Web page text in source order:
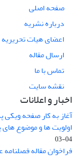
صفحه اصلی
درباره نشریه
اعضای هیات تحریریه
ارسال مقاله
تماس با ما
نقشه سایت
اخبار و اعلانات
آغاز به کار صفحه
اولویت ها و موضوع
04-03
فراخوان مقاله